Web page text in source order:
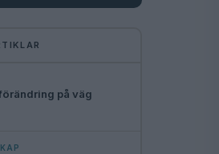
på väg